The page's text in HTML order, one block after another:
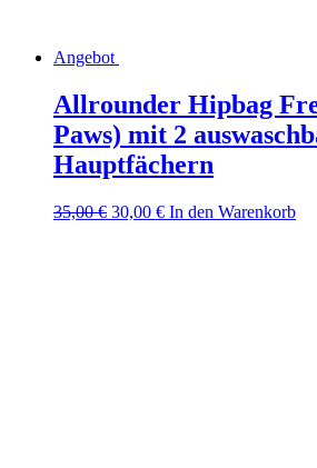
Angebot
Allrounder Hipbag
Paws) mit 2
Hauptfächern
35,00€ Ursprünglicher
30,00 €Aktueller
In den Warenkorb